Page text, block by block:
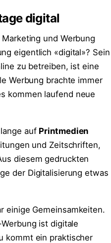
digital
und Werbung
eigentlich «digital»? Sein
zu betreiben, ist eine
Werbung brachte immer
kommen laufend neue
auf Printmedien
und Zeitschriften,
diesem gedruckten
der Digitalisierung etwas
einige Gemeinsamkeiten.
ist digitale
kommt ein praktischer